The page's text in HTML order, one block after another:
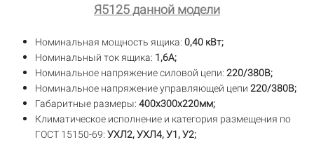
Я5125 данной модели
Номинальная мощность ящика: 0,40 кВт;
Номинальный ток ящика: 1,6А;
Номинальное напряжение силовой цепи: 220/380В;
Номинальное напряжение управляющей цепи 220/380В;
Габаритные размеры: 400х300х220мм;
Климатическое исполнение и категория размещения по
ГОСТ 15150-69: УХЛ2,УХЛ4, У1, У2;